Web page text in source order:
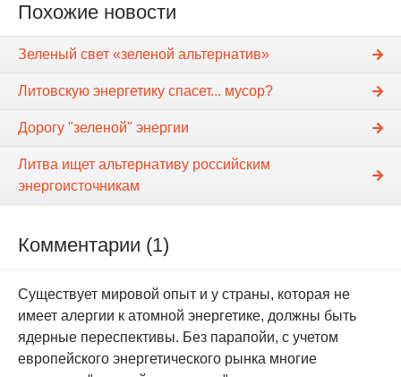
Похожие новости
Зеленый свет «зеленой альтернатив»
Литовскую энергетику спасет... мусор?
Дорогу "зеленой" энергии
Литва ищет альтернативу российским
энергоисточникам
Комментарии (1)
Существует мировой опыт и у страны, которая не
имеет алергии к атомной энергетике, должны быть
ядерные переспективы. Без парапойи, с учетом
европейского энергетического рынка многие